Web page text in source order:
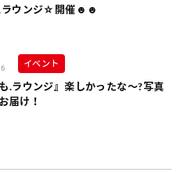
ラウンジ☆開催☻☻
イベント
も.ラウンジ』楽しかったな～?写真
届け！